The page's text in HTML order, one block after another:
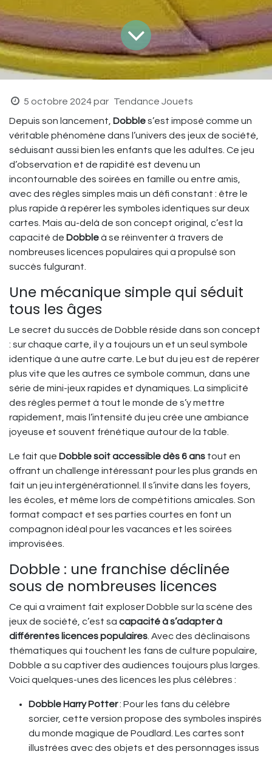
5 octobre 2024 par Tendance Jouets
Depuis son lancement, Dobbles’est imposé comme un
véritable phénomène dans l’univers des jeux de société,
séduisant aussi bien les enfants que les adultes. Ce jeu
d’observation et de rapidité est devenu un
incontournable des soirées en famille ou entre amis,
avec des règles simples mais un défi constant : être le
plus rapide à repérer les symboles identiques sur deux
cartes. Mais au-delà de son concept original, c’est la
capacité de Dobbleà se réinventer à travers de
nombreuses licences populaires qui a propulsé son
succès fulgurant.
Une mécanique simple qui séduit
tous les âges
Le secret du succès de Dobble réside dans son concept
: sur chaque carte, il y a toujours un et un seul symbole
identique à une autre carte. Le but du jeu est de repérer
plus vite que les autres ce symbole commun, dans une
série de mini-jeux rapides et dynamiques. La simplicité
des règles permet à tout le monde de s’y mettre
rapidement, mais l’intensité du jeu crée une ambiance
joyeuse et souvent frénétique autour de la table.
Le fait que Dobble soit accessible dès 6 ans tout en
offrant un challenge intéressant pour les plus grands en
fait un jeu intergénérationnel. Il s’invite dans les foyers,
les écoles, et même lors de compétitions amicales. Son
format compact et ses parties courtes en font un
compagnon idéal pour les vacances et les soirées
improvisées.
Dobble : une franchise déclinée
sous de nombreuses licences
Ce qui a vraiment fait exploser Dobble sur la scène des
jeux de société, c’est sa capacité à s’adapter à
différentes licences populaires . Avec des déclinaisons
thématiques qui touchent les fans de culture populaire,
Dobble a su captiver des audiences toujours plus larges.
Voici quelques-unes des licences les plus célèbres :
Dobble Harry Potter: Pour les fans du célèbre
sorcier, cette version propose des symboles inspirés
du monde magique de Poudlard. Les cartes sont
illustrées avec des objets et des personnages issus